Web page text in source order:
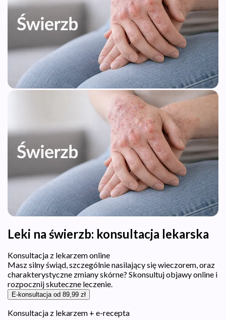
Leki na świerzb: konsultacja lekarska
Konsultacja z lekarzem online
Masz silny świąd, szczególnie nasilający się wieczorem, oraz
charakterystyczne zmiany skórne? Skonsultuj objawy online i
rozpocznij skuteczne leczenie.
E-konsultacja od 89,99 zł
Konsultacja z lekarzem + e-recepta